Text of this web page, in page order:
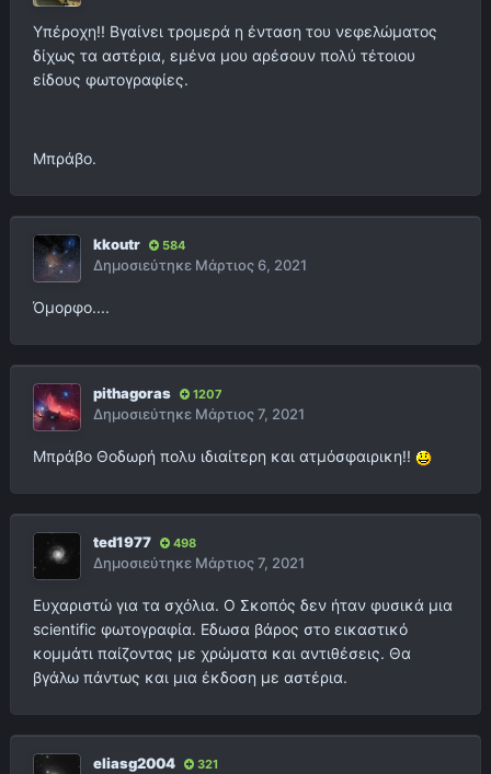
Υπέροχη!! Βγαίνει τρομερά η ένταση του νεφελώματος
δίχως τα αστέρια, εμένα μου αρέσουν πολύ τέτοιου
είδους φωτογραφίες.
Μπράβο.
kkoutr 584
Δημοσιεύτηκε Μάρτιος 6, 2021
Όμορφο....
pithagoras 1207
Δημοσιεύτηκε Μάρτιος 7, 2021
Μπράβο Θοδωρή πολυ ιδιαίτερη και ατμόσφαιρικη!!
ted1977 498
Δημοσιεύτηκε Μάρτιος 7, 2021
Ευχαριστώ για τα σχόλια. Ο Σκοπός δεν ήταν φυσικά μια
scientific φωτογραφία. Εδωσα βάρος στο εικαστικό
κομμάτι παίζοντας με χρώματα και αντιθέσεις. Θα
βγάλω πάντως και μια έκδοση με αστέρια.
eliasg2004 321